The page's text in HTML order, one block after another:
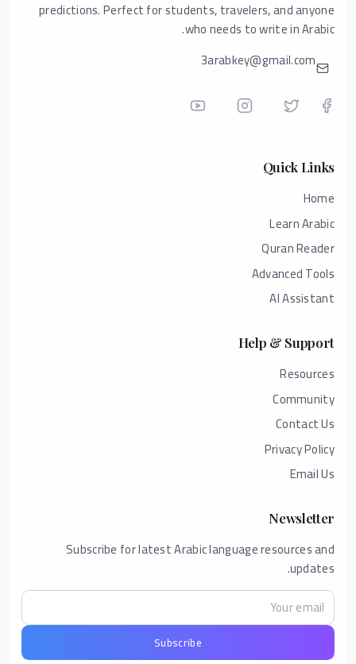
predictions. Perfect for students, travelers, and anyone
who needs to write in Arabic.
3arabkey@gmail.com
Quick Links
Home
Learn Arabic
Quran Reader
Advanced Tools
AI Assistant
Help & Support
Resources
Community
Contact Us
Privacy Policy
Email Us
Newsletter
Subscribe for latest Arabic language resources and
updates.
Subscribe